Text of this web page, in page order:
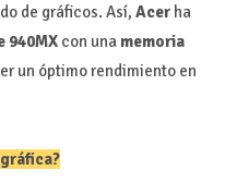
de gráficos. Así, Acer ha
940MX con una memoria
un óptimo rendimiento en